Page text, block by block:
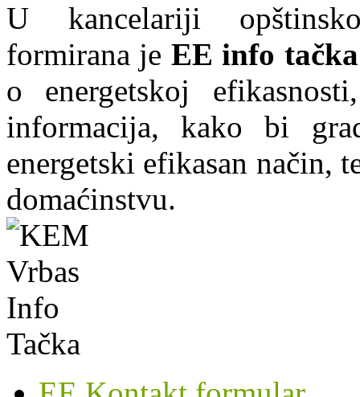
U kancelariji
formirana je EE info tačka
o energetskoj
informacija, kako bi
energetski efikasan način,
domaćinstvu.